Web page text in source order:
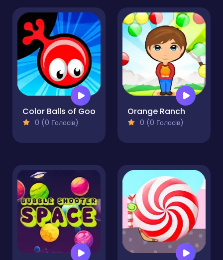
Color Balls of Goo
0 (0 Голосів)
Orange Ranch
0 (0 Голосів)